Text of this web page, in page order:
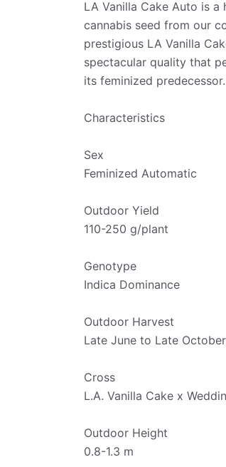
LA Vanilla Cake Auto is
cannabis seed from our
prestigious LA Vanilla
spectacular quality that
its feminized predecessor.
Characteristics
Sex
Feminized Automatic
Outdoor Yield
110-250 g/plant
Genotype
Indica Dominance
Outdoor Harvest
Late June to Late October
Cross
L.A. Vanilla Cake x
Outdoor Height
0.8-1.3 m